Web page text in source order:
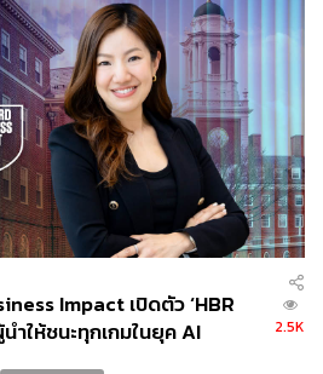
ล้านบาท
วางเป้ารายได้ 5,700 ล้านบาท โดย
อมเมิร์ซ แบ่งป็น RS Mall 3,000
บช่องทางใหม่ๆ อีก 1,000 ล้านบาท
หลือจะมาจากธุรกิจมีเดีย ได้แก่
ล้านบาทจากวิทยุ, 300 ล้านบาท
ทจากคอนเสิร์ตและอีเวนต์ โดยตั้ง
และกำไรสุทธิไว้ที่ 12-14% ด้วย
ศรีสกุล
Impact เปิดตัว ‘HBR
ให้ชนะทุกเกมในยุค AI
2.5K